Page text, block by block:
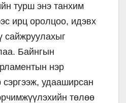
турш энэ танхим
ирц оролцоо, идэвх
сайжруулахыг
Байнгын
нэр
удааширсан
төлөө